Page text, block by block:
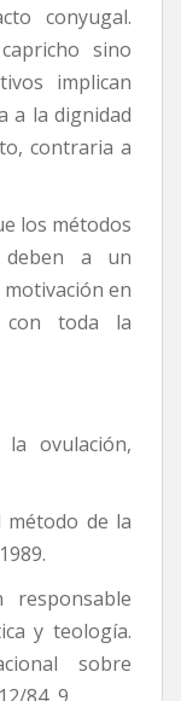
conyugal.
sino
implican
a la dignidad
contraria a
los métodos
a un
en
con toda la
la ovulación,
método de la
responsable
y teología.
sobre